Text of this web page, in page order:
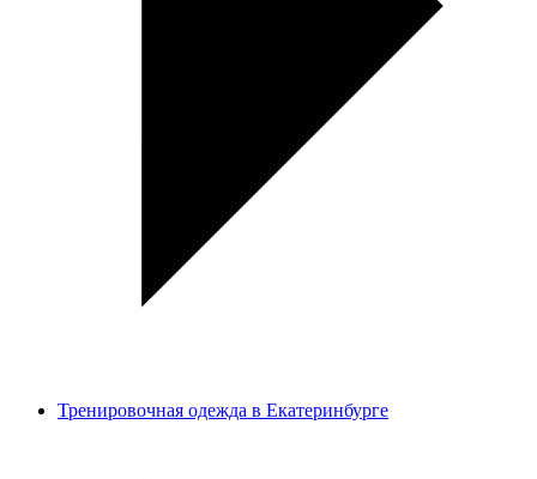
Тренировочная одежда в Екатеринбурге